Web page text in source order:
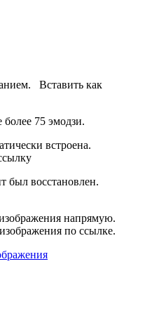
Вставить как
более 75 эмодзи.
встроена.
был восстановлен.
напрямую.
по ссылке.